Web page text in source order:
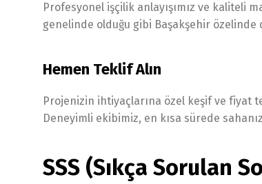
Profesyonel işçilik anlayışımız ve kaliteli
genelinde olduğu gibi Başakşehir
Hemen Teklif Alın
Projenizin ihtiyaçlarına özel keşif ve fiyat
Deneyimli ekibimiz, en kısa sürede
SSS (Sıkça Sorulan